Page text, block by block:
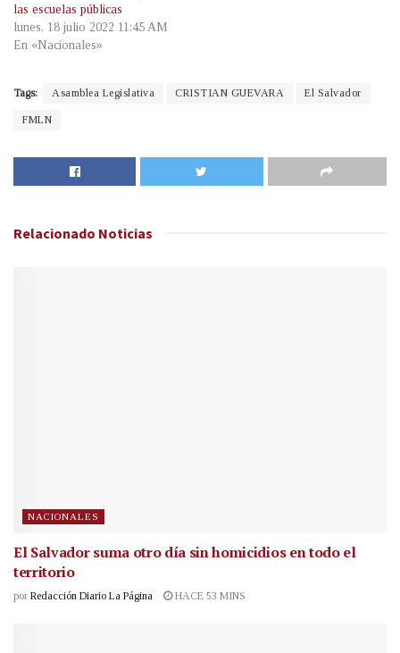
las escuelas públicas
lunes, 18 julio 2022 11:45 AM
En «Nacionales»
Tags: Asamblea Legislativa CRISTIAN GUEVARA El Salvador
FMLN
Relacionado Noticias
NACIONALES
El Salvador suma otro día sin homicidios en todo el
territorio
por Redacción Diario La Página HACE 53 MINS